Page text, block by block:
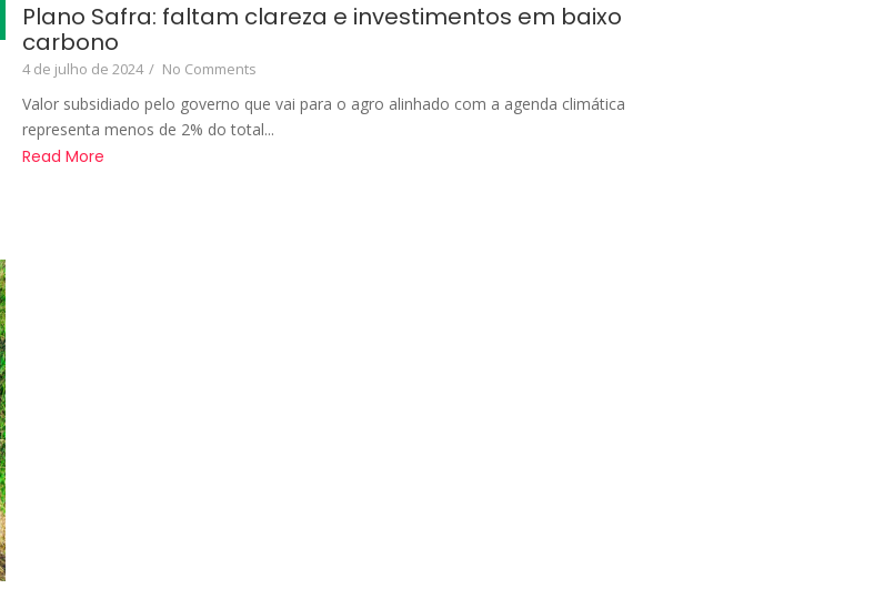
Plano Safra: faltam clareza e investimentos em baixo
carbono
4 de julho de 2024 / No Comments
Valor subsidiado pelo governo que vai para o agro alinhado com a agenda climática
representa menos de 2% do total...
Read More